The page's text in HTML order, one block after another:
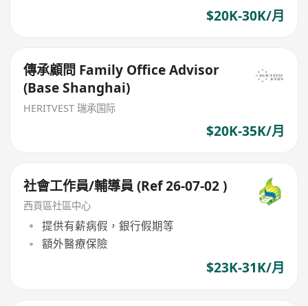
$20K-30K/月
傳承顧問 Family Office Advisor
(Base Shanghai)
HERITVEST 瑞承国际
$20K-35K/月
社會工作員/輔導員 (Ref 26-07-02 )
西貢區社區中心
提供有薪病假，銀行假期等
額外醫療保險
$23K-31K/月